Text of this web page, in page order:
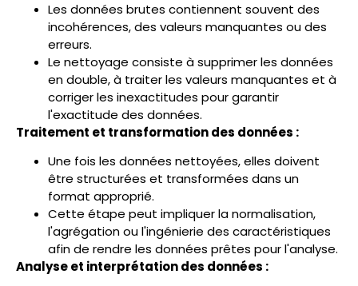
Les données brutes contiennent souvent des
incohérences, des valeurs manquantes ou des
erreurs.
Le nettoyage consiste à supprimer les données
en double, à traiter les valeurs manquantes et à
corriger les inexactitudes pour garantir
l'exactitude des données.
Traitement et transformation des données :
Une fois les données nettoyées, elles doivent
être structurées et transformées dans un
format approprié.
Cette étape peut impliquer la normalisation,
l'agrégation ou l'ingénierie des caractéristiques
afin de rendre les données prêtes pour l'analyse.
Analyse et interprétation des données :